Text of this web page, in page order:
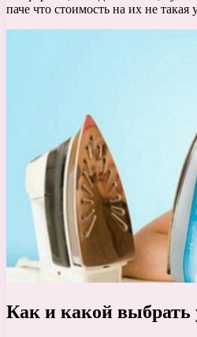
паче что стоимость на их не такая
Как и какой выбрать